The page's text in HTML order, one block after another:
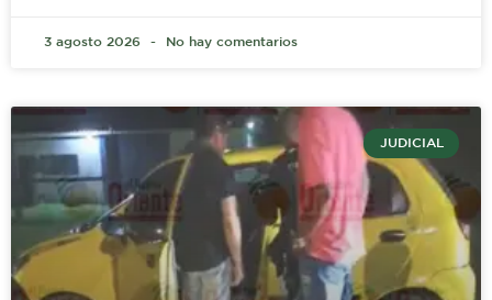
3 agosto 2026 No hay comentarios
JUDICIAL